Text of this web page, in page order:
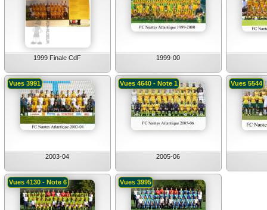
1999 Finale CdF 1999-00
2003-04
Vues 3991
2005-06
Vues 4640 - Note 1 Vues 5544
Vues 4130 - Note 6 Vues 3995